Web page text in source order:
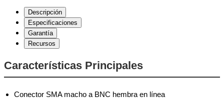
Descripción
Especificaciones
Garantía
Recursos
Características Principales
Conector SMA macho a BNC hembra en línea